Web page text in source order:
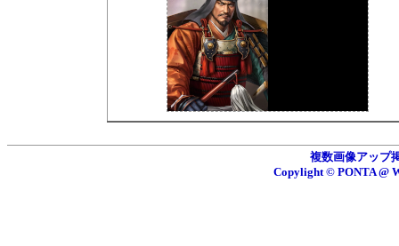
複数画像アップ
Copylight © PONTA @